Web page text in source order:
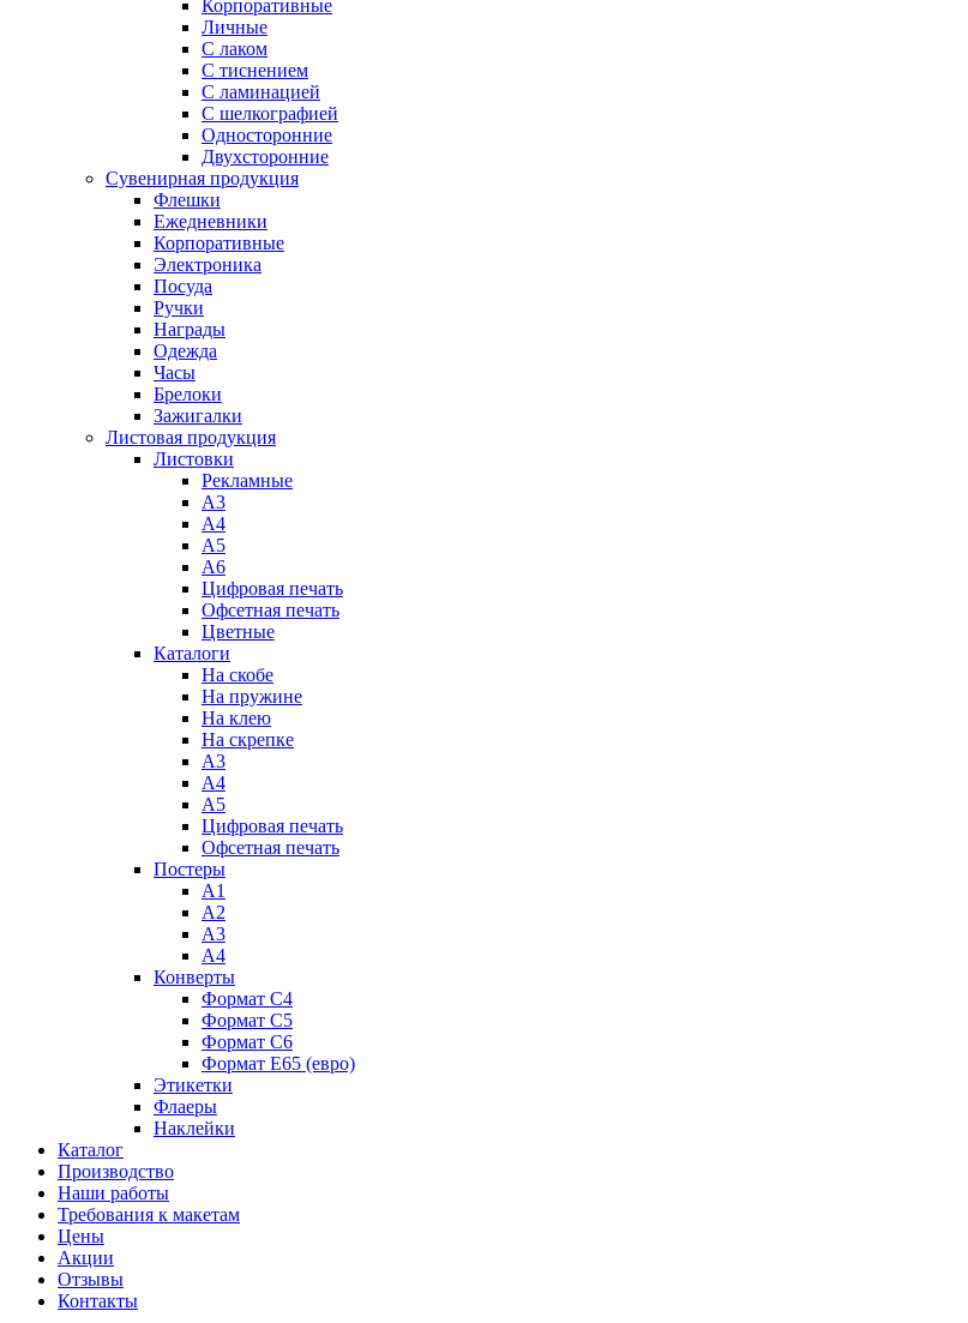
Корпоративные
Личные
С лаком
C тиснением
С ламинацией
С шелкографией
Односторонние
Двухсторонние
Сувенирная продукция
Флешки
Ежедневники
Корпоративные
Электроника
Посуда
Ручки
Награды
Одежда
Часы
Брелоки
Зажигалки
Листовая продукция
Листовки
Рекламные
А3
А4
А5
А6
Цифровая печать
Офсетная печать
Цветные
Каталоги
На скобе
На пружине
На клею
На скрепке
А3
А4
А5
Цифровая печать
Офсетная печать
Постеры
А1
А2
А3
А4
Конверты
Формат С4
Формат C5
Формат С6
Формат E65 (евро)
Этикетки
Флаеры
Наклейки
Каталог
Производство
Наши работы
Требования к макетам
Цены
Акции
Отзывы
Контакты